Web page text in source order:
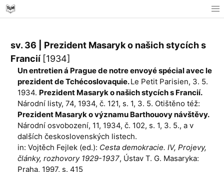
sv. 36 | Prezident Masaryk o našich stycích s
Francií [1934]
Un entretien á Prague de notre envoyé spécial avec le
prezident de Tchécoslovaquie.Le Petit Parisien, 3. 5.
1934. Prezident Masaryk o našich stycích s Francií.
Národní listy, 74, 1934, č. 121, s. 1, 3. 5. Otištěno též:
Prezident Masaryk o významu Barthouovy návštěvy.
Národní osvobození, 11, 1934, č. 102, s. 1, 3. 5., a v
dalších čes­koslovenských listech.
in: Vojtěch Fejlek (ed.): Cesta demokracie. IV, Projevy,
články, rozhovory 1929-1937, Ústav T. G. Masaryka:
Praha, 1997, s. 415